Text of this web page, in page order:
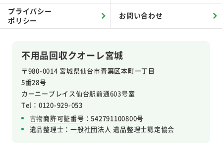
不用品回収クオーレ宮城
〒980-0014 宮城県仙台市青葉区本町一丁目
5番28号
カーニープレイス仙台駅前通603号室
Tel：0120-929-053
古物商許可証番号 ：542791100800号
遺品整理士： 一般社団法人 遺品整理士認定協会
プライバシー
ポリシー
お問い合わせ